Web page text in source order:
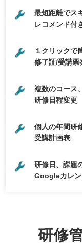
最短距離でス
レコメンド付
１クリックで
修了証/受講票
複数のコース
研修日程変更
個人の年間研
受講計画表
研修日、課題
Googleカレ
研修